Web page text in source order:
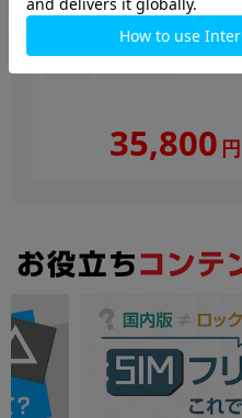
トムブラック【docomo版
SIMフリー】
35,800 円